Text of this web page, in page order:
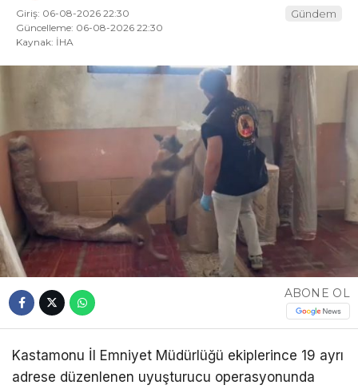
Giriş: 06-08-2026 22:30
Güncelleme: 06-08-2026 22:30
Kaynak: İHA
Gündem
ABONE OL
Kastamonu İl Emniyet Müdürlüğü ekiplerince 19 ayrı
adrese düzenlenen uyuşturucu operasyonunda